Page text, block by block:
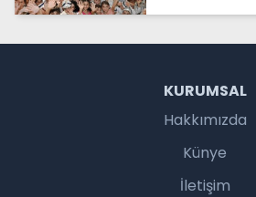
KURUMSAL
Hakkımızda
Künye
İletişim